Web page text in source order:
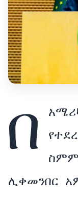
በ
ሊቀመንበር